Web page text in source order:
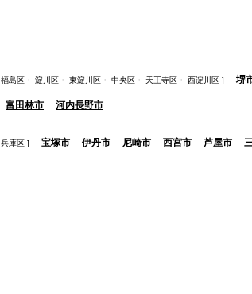
福島区 ・ 淀川区 ・ 東淀川区 ・ 中央区 ・ 天王寺区 ・ 西淀川区 ] 堺
富田林市 河内長野市
兵庫区 ] 宝塚市 伊丹市 尼崎市 西宮市 芦屋市